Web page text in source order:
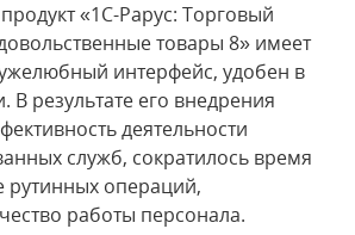
«1С-Рарус: Торговый
товары 8» имеет
интерфейс, удобен в
В результате его внедрения
деятельности
служб, сократилось время
рутинных операций,
работы персонала.